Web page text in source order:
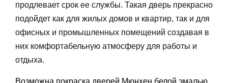
продлевает срок ее службы. Такая дверь прекрасно
подойдет как для жилых домов и квартир, так и для
офисных и промышленных помещений создавая в
них комфортабельную атмосферу для работы и
отдыха.